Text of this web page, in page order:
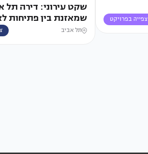
צפייה בפרויקט
שקט עירוני: דירה תל
שמאזנת בין פתיחות
תל אביב